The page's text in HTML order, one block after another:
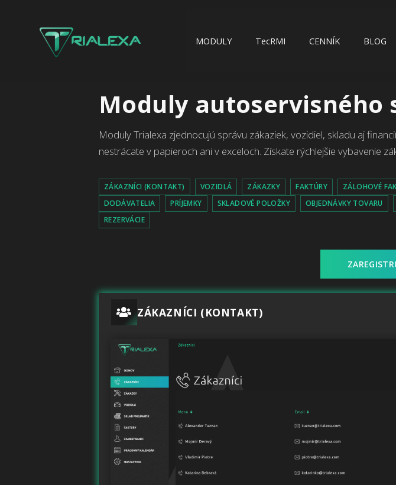
MODULY TecRMI CENNÍK BLOG
Moduly autoservisného
Moduly Trialexa zjednocujú správu zákaziek, vozidiel, skladu aj
nestrácate v papieroch ani v exceloch. Získate rýchlejšie vybavenie
ZÁKAZNÍCI (KONTAKT) VOZIDLÁ ZÁKAZKY FAKTÚRY ZÁLOHOVÉ
DODÁVATELIA
PRÍJEMKY SKLADOVÉ POLOŽKY OBJEDNÁVKY TOVARU
REZERVÁCIE
ZÁKAZNÍCI (KONTAKT)